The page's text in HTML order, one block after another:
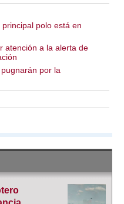
polo está en
atención a la alerta de
por la